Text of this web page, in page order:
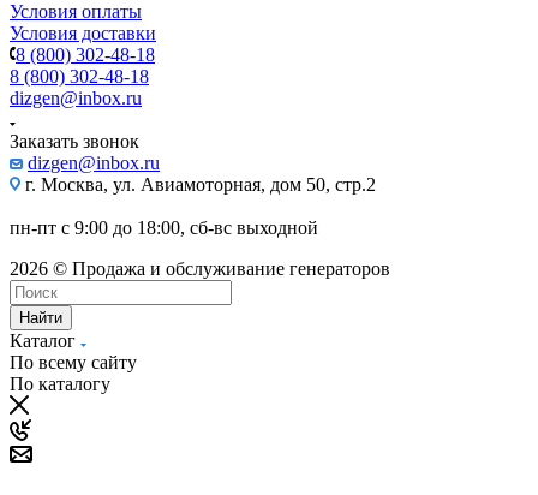
Условия оплаты
Условия доставки
8 (800) 302-48-18
8 (800) 302-48-18
dizgen@inbox.ru
Заказать звонок
dizgen@inbox.ru
г. Москва, ул. Авиамоторная, дом 50, стр.2
пн-пт с 9:00 до 18:00, сб-вс выходной
2026 © Продажа и обслуживание генераторов
Найти
Каталог
По всему сайту
По каталогу